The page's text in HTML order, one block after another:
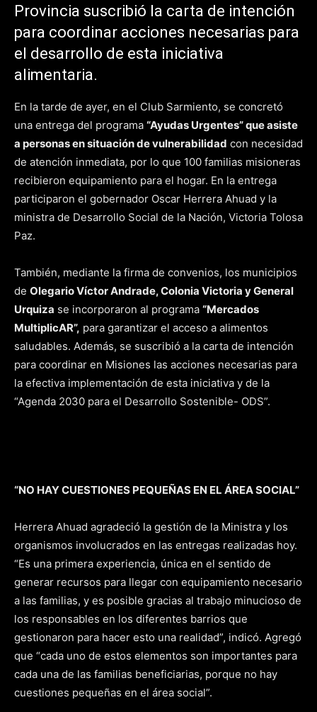
Provincia suscribió la carta de intención
para coordinar acciones necesarias para
el desarrollo de esta iniciativa
alimentaria.
En la tarde de ayer, en el Club Sarmiento, se concretó
una entrega del programa “Ayudas Urgentes” que asiste
a personas en situación de vulnerabilidad con necesidad
de atención inmediata, por lo que 100 familias misioneras
recibieron equipamiento para el hogar. En la entrega
participaron el gobernador Oscar Herrera Ahuad y la
ministra de Desarrollo Social de la Nación, Victoria Tolosa
Paz.
También, mediante la firma de convenios, los municipios
de Olegario Víctor Andrade, Colonia Victoria y General
Urquiza se incorporaron al programa “Mercados
MultiplicAR”, para garantizar el acceso a alimentos
saludables. Además, se suscribió a la carta de intención
para coordinar en Misiones las acciones necesarias para
la efectiva implementación de esta iniciativa y de la
“Agenda 2030 para el Desarrollo Sostenible- ODS”.
“NO HAY CUESTIONES PEQUEÑAS EN EL ÁREA SOCIAL”
Herrera Ahuad agradeció la gestión de la Ministra y los
organismos involucrados en las entregas realizadas hoy.
“Es una primera experiencia, única en el sentido de
generar recursos para llegar con equipamiento necesario
a las familias, y es posible gracias al trabajo minucioso de
los responsables en los diferentes barrios que
gestionaron para hacer esto una realidad”, indicó. Agregó
que “cada uno de estos elementos son importantes para
cada una de las familias beneficiarias, porque no hay
cuestiones pequeñas en el área social”.